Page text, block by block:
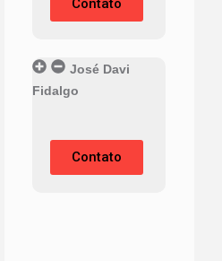
Contato
José Davi
Fidalgo
Contato